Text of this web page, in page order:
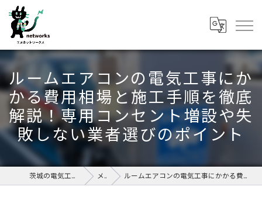
ルームエアコンの電気工事にか
かる費用相場と施工手順を徹底
解説！専用コンセント増設や失
敗しない業者選びのポイント
茨城の電気工事なら株式会社エヌネットワークス メディア ルームエアコンの電気工事にかかる費用相場と施工手順を徹底解説！専用コンセント増設や失敗しない業者選びのポイント